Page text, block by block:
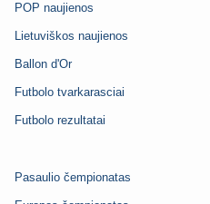
POP naujienos
Lietuviškos naujienos
Ballon d'Or
Futbolo tvarkarasciai
Futbolo rezultatai
Pasaulio čempionatas